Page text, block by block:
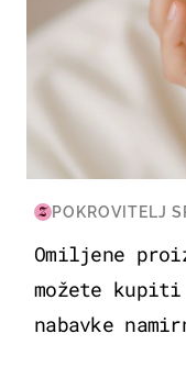
POKROVITELJ
Omiljene
možete
nabavke